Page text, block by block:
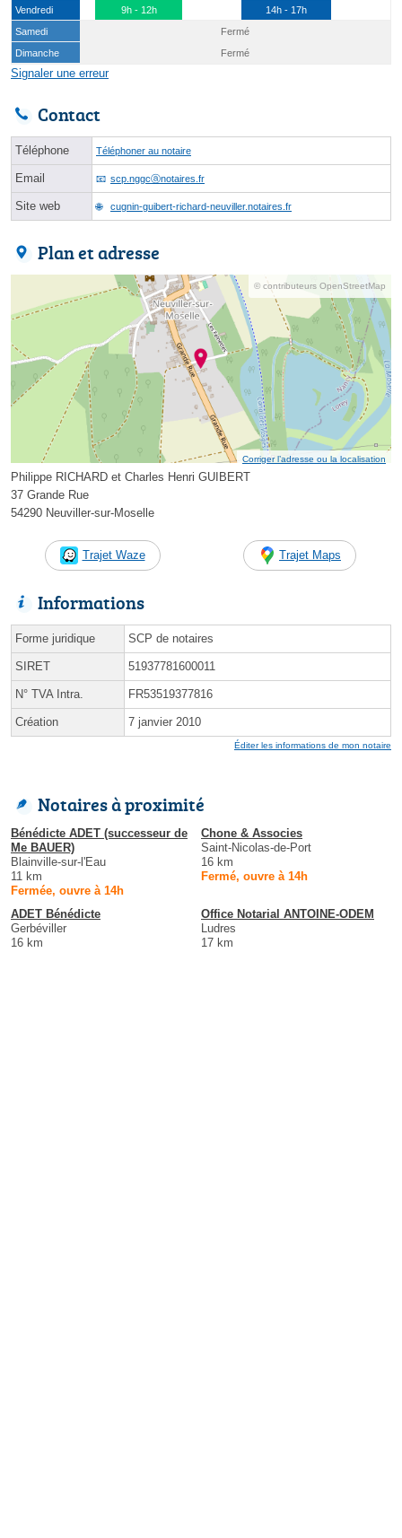
Vendredi
9h - 12h
14h - 17h
Samedi
Fermé
Dimanche
Fermé
Signaler une erreur
Contact
Téléphone Téléphoner au notaire
Email scp.nggcⓐnotaires.fr
Site web cugnin-guibert-richard-neuviller.notaires.fr
Plan et adresse
© contributeurs OpenStreetMap
Corriger l’adresse ou la localisation
Philippe RICHARD et Charles Henri GUIBERT
37 Grande Rue
54290 Neuviller-sur-Moselle
Trajet Waze Trajet Maps
Informations
Forme juridique SCP de notaires
SIRET 51937781600011
N° TVA Intra. FR53519377816
Création 7 janvier 2010
Éditer les informations de mon notaire
Notaires à proximité
Bénédicte ADET (successeur de
Me BAUER)
Blainville-sur-l'Eau
11 km
Fermée, ouvre à 14h
Chone & Associes
Saint-Nicolas-de-Port
16 km
Fermé, ouvre à 14h
ADET Bénédicte
Gerbéviller
16 km
Office Notarial ANTOINE-ODEM
Ludres
17 km